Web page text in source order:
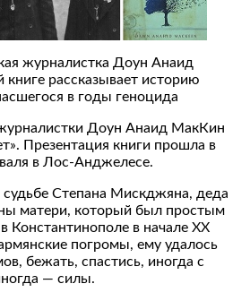
журналистка Доун Анаид
рассказывает историю
в годы геноцида
Доун Анаид МакКин
Презентация книги прошла в
в Лос-Анджелесе.
судьбе Степана Мискджяна, деда
матери, который был простым
Константинополе в начале ХХ
погромы, ему удалось
бежать, спастись, иногда с
— силы.